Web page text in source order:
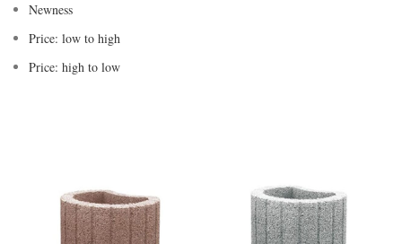
Newness
Price: low to high
Price: high to low